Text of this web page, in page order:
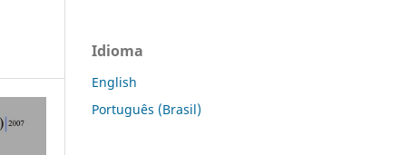
Idioma
English
Português (Brasil)